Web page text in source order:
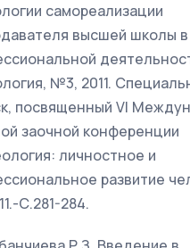
самореализации
высшей школы в
№3, 2011.
посвященный VI
заочной конференции
личностное и
развитие
С.281-284.